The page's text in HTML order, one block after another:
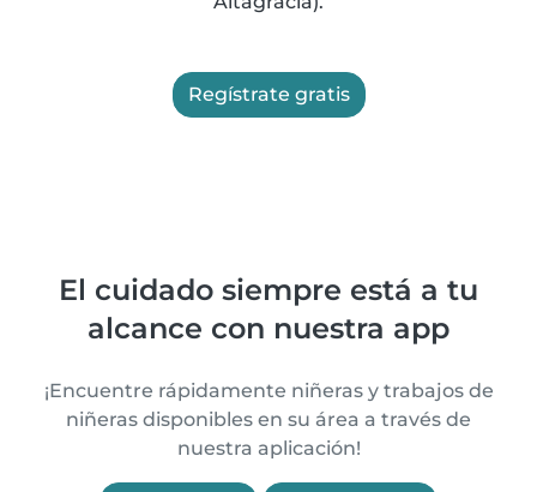
Regístrate gratis
El cuidado siempre está a tu
alcance con nuestra app
¡Encuentre rápidamente niñeras y trabajos de
niñeras disponibles en su área a través de
nuestra aplicación!